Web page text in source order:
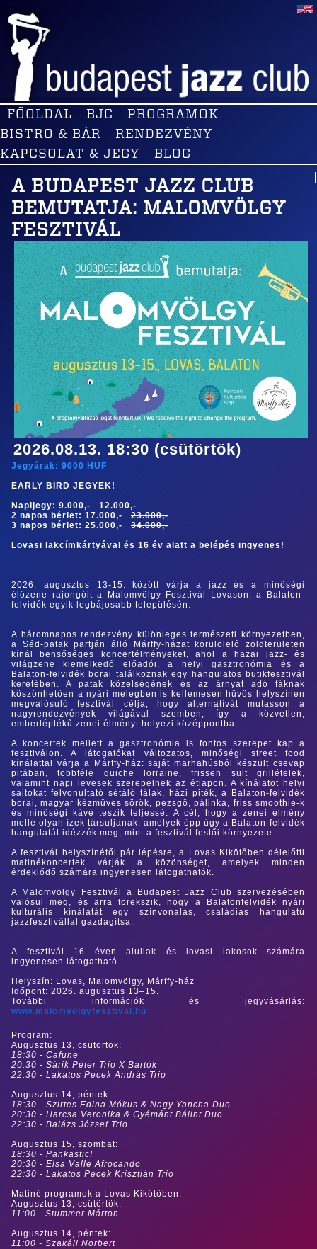
FŐOLDAL BJC
PROGRAMOK
BISTRO & BÁR
RENDEZVÉNY
KAPCSOLAT & JEGY
BLOG
A BUDAPEST JAZZ CLUB
BEMUTATJA: MALOMVÖLGY
FESZTIVÁL
2026.08.13. 18:30 (csütörtök)
Jegyárak: 9000 HUF
EARLY BIRD JEGYEK!
Napijegy: 9.000,- 12.000,-
2 napos bérlet: 17.000,- 23.000,-
3 napos bérlet: 25.000,- 34.000,-
Lovasi lakcímkártyával és 16 év alatt a belépés ingyenes!
2026. augusztus 13-15. között várja a jazz és a minőségi
élőzene rajongóit a Malomvölgy Fesztivál Lovason, a Balaton-
felvidék egyik legbájosabb településén.
A háromnapos rendezvény különleges természeti környezetben,
a Séd-patak partján álló Márffy-házat körülölelő zöldterületen
kínál bensőséges koncertélményeket, ahol a hazai jazz- és
világzene kiemelkedő előadói, a helyi gasztronómia és a
Balaton-felvidék borai találkoznak egy hangulatos butikfesztivál
keretében. A patak közelségének és az árnyat adó fáknak
köszönhetően a nyári melegben is kellemesen hűvös helyszínen
megvalósuló fesztivál célja, hogy alternatívát mutasson a
nagyrendezvények világával szemben, így a közvetlen,
emberléptékű zenei élményt helyezi középpontba.
A koncertek mellett a gasztronómia is fontos szerepet kap a
fesztiválon. A látogatókat változatos, minőségi street food
kínálattal várja a Márffy-ház: saját marhahúsból készült csevap
pitában, többféle quiche lorraine, frissen sült grillételek,
valamint napi levesek szerepelnek az étlapon. A kínálatot helyi
sajtokat felvonultató sétáló tálak, házi piték, a Balaton-felvidék
borai, magyar kézműves sörök, pezsgő, pálinka, friss smoothie-k
és minőségi kávé teszik teljessé. A cél, hogy a zenei élmény
mellé olyan ízek társuljanak, amelyek épp úgy a Balaton-felvidék
hangulatát idézzék meg, mint a fesztivál festői környezete.
A fesztivál helyszínétől pár lépésre, a Lovas Kikötőben délelőtti
matinékoncertek várják a közönséget, amelyek minden
érdeklődő számára ingyenesen látogathatók.
A Malomvölgy Fesztivál a Budapest Jazz Club szervezésében
valósul meg, és arra törekszik, hogy a Balatonfelvidék nyári
kulturális kínálatát egy színvonalas, családias hangulatú
jazzfesztivállal gazdagítsa.
A fesztivál 16 éven aluliak és lovasi lakosok számára
ingyenesen látogatható.
Helyszín: Lovas, Malomvölgy, Márffy-ház
Időpont: 2026. augusztus 13–15.
További információk és jegyvásárlás:
www.malomvolgyfesztival.hu
Program:
Augusztus 13, csütörtök:
18:30 - Cafune
20:30 - Sárik Péter Trio X Bartók
22:30 - Lakatos Pecek András Trio
Augusztus 14, péntek:
18:30 - Szirtes Edina Mókus & Nagy Yancha Duo
20:30 - Harcsa Veronika & Gyémánt Bálint Duo
22:30 - Balázs József Trio
Augusztus 15, szombat:
18:30 - Pankastic!
20:30 - Elsa Valle Afrocando
22:30 - Lakatos Pecek Krisztián Trio
Matiné programok a Lovas Kikötőben:
Augusztus 13, csütörtök:
11:00 - Stummer Márton
Augusztus 14, péntek:
11:00 - Szakáll Norbert